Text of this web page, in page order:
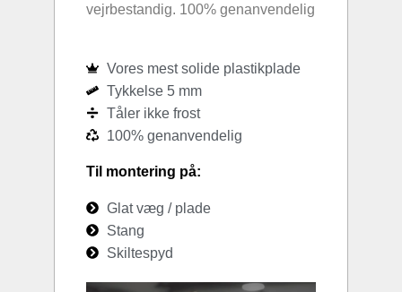
vejrbestandig. 100% genanvendelig
Vores mest solide plastikplade
Tykkelse 5 mm
Tåler ikke frost
100% genanvendelig
Til montering på:
Glat væg / plade
Stang
Skiltespyd